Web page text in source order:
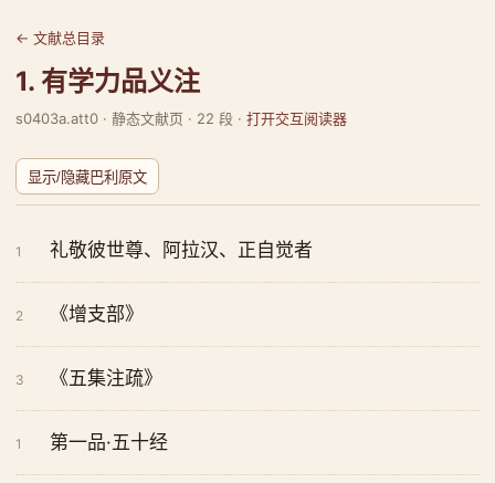
← 文献总目录
1. 有学力品义注
s0403a.att0 · 静态文献页 · 22 段 · 打开交互阅读器
显示/隐藏巴利原文
1 礼敬彼世尊、阿拉汉、正自觉者
2 《增支部》
3 《五集注疏》
1 第一品·五十经